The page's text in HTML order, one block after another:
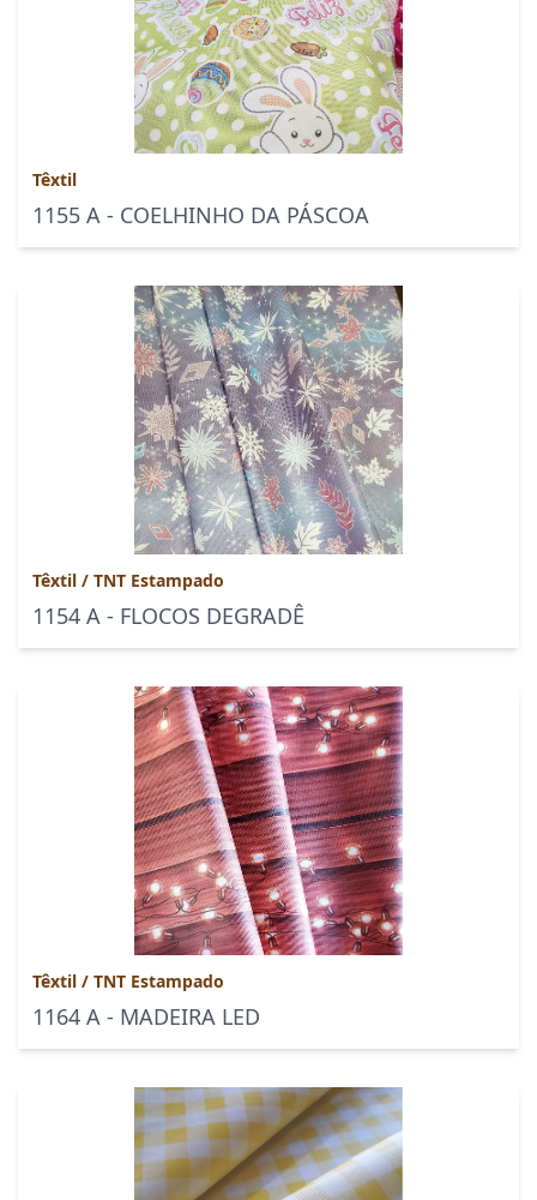
Têxtil
1155 A - COELHINHO DA PÁSCOA
Têxtil / TNT Estampado
1154 A - FLOCOS DEGRADÊ
Têxtil / TNT Estampado
1164 A - MADEIRA LED